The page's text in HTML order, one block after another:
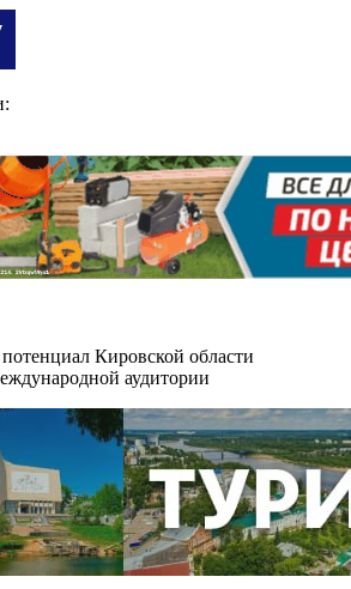
Кировской области
аудитории